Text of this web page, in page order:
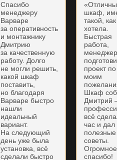
Спасибо
менеджеру
Варваре
за оперативность
и монтажнику
Дмитрию
за качественную
работу. Долго
не могли решить,
какой шкаф
поставить,
но благодаря
Варваре быстро
нашли
идеальный
вариант.
На следующий
день уже была
установка, всё
сделали быстро
шкаф,
такой, как
хотела.
Быстрая
работа,
проект по
моим
Шкаф
Дмитрий
всё
час и дал
полезные
советы.
Огромное
спасибо!